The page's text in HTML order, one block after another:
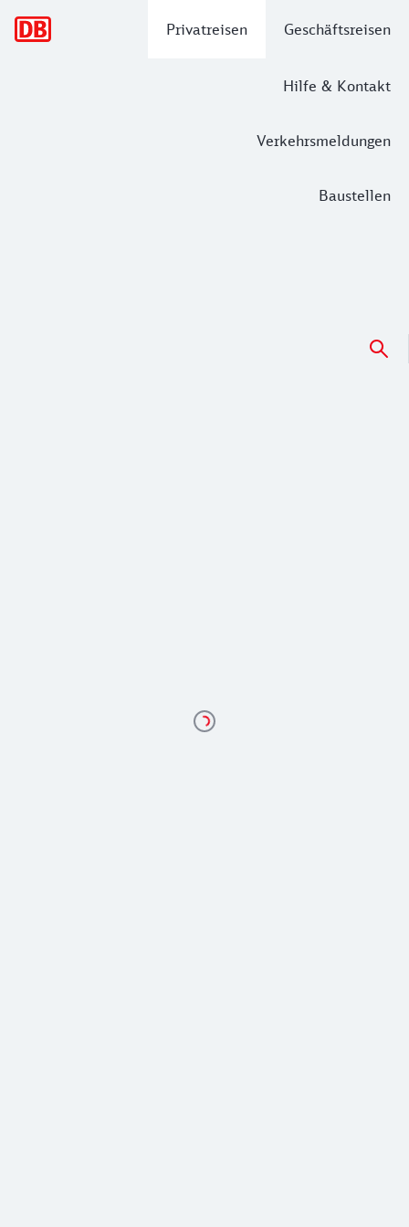
Privatreisen Geschäftsreisen
Hilfe & Kontakt
Verkehrsmeldungen
Baustellen